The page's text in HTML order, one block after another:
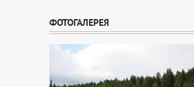
ФОТОГАЛЕРЕЯ